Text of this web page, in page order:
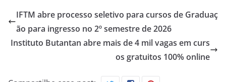
IFTM abre processo seletivo para cursos de Graduaç
ão para ingresso no 2º semestre de 2026
Instituto Butantan abre mais de 4 mil vagas em curs
os gratuitos 100% online